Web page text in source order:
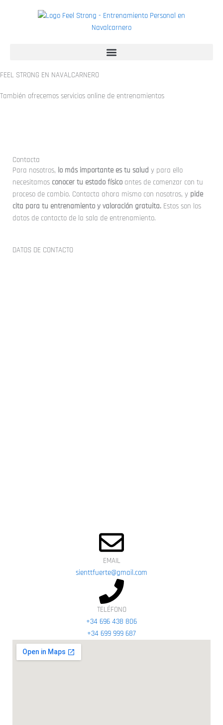
FEEL STRONG EN NAVALCARNERO
También ofrecemos servicios online de entrenamientos
Contacta
Para nosotros, lo más importante es tu salud y para ello
necesitamos conocer tu estado físico antes de comenzar con tu
proceso de cambio. Contacta ahora mismo con nosotros, y pide
cita para tu entrenamiento y valoración gratuita. Estos son los
datos de contacto de la sala de entrenamiento.
DATOS DE CONTACTO
EMAIL
sienttfuerte@gmail.com
TELÉFONO
+34 696 438 806
+34 699 999 687